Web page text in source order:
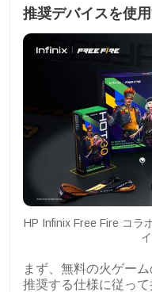
推奨デバイスを使
HP Infinix Free Fire コラ
まず、無料の火ゲー
推奨する仕様に従っ